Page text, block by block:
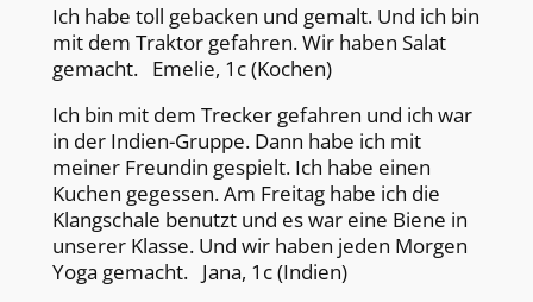
Ich habe toll gebacken und gemalt. Und ich bin
mit dem Traktor gefahren. Wir haben Salat
gemacht. Emelie, 1c (Kochen)
Ich bin mit dem Trecker gefahren und ich war
in der Indien-Gruppe. Dann habe ich mit
meiner Freundin gespielt. Ich habe einen
Kuchen gegessen. Am Freitag habe ich die
Klangschale benutzt und es war eine Biene in
unserer Klasse. Und wir haben jeden Morgen
Yoga gemacht. Jana, 1c (Indien)